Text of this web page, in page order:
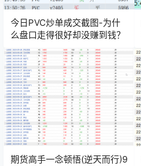
今日PVC炒单成交截图-为什
么盘口走得很好却没赚到钱？
期货高手一念顿悟(逆天而行)9